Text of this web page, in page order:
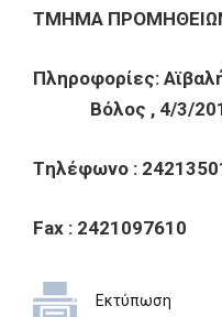
TMHMA ΠPOMHΘEIΩ
Πληροφορίες:
Βόλος , 4/3/
Tηλέφωνο :
Fax : 2421097610
Εκτύπωση